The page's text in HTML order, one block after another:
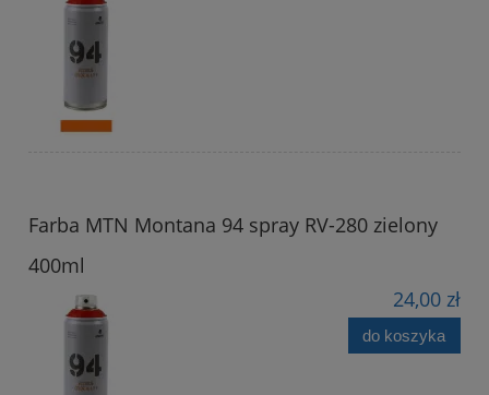
Farba MTN Montana 94 spray RV-280 zielony
400ml
24,00 zł
do koszyka